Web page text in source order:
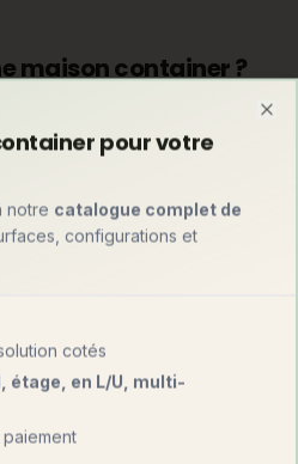
maison container ?
avec la solution container —
:
Maison container
500
Forte (esthétique
pour votre
notre catalogue complet de
configurations et
cotés
étage, en L/U, multi-